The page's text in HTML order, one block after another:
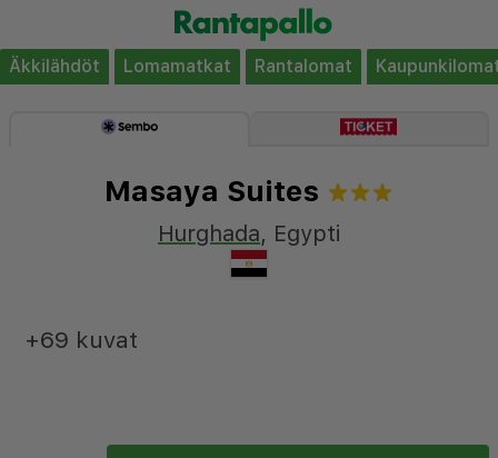
Äkkilähdöt Lomamatkat Rantalomat
Masaya Suites
Hurghada, Egypti
+69 kuvat